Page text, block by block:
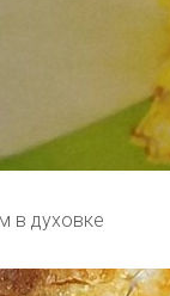
в духовке